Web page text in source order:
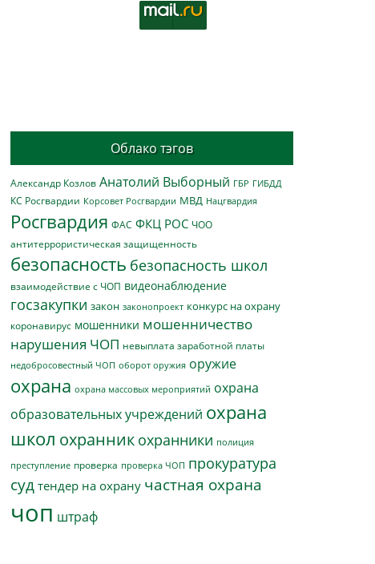
Облако тэгов
Александр Козлов Анатолий Выборный ГБР ГИБДД
КС Росгвардии Корсовет Росгвардии МВД Нацгвардия
Росгвардия ФАС ФКЦ РОС ЧОО
антитеррористическая защищенность
безопасность безопасность школ
взаимодействие с ЧОП видеонаблюдение
госзакупки закон законопроект конкурс на охрану
коронавирус мошенники мошенничество
нарушения ЧОП невыплата заработной платы
недобросовестный ЧОП оборот оружия оружие
охрана охрана массовых мероприятий охрана
образовательных учреждений охрана
школ охранник охранники полиция
преступление проверка проверка ЧОП прокуратура
суд тендер на охрану частная охрана
чоп штраф